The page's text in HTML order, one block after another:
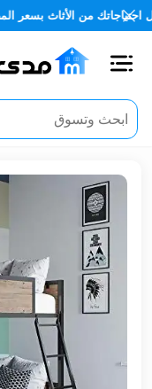
من الأثاث بسعر المصنع
الفئات
الحساب
أثاث
منزلي
أثاث
خارجي